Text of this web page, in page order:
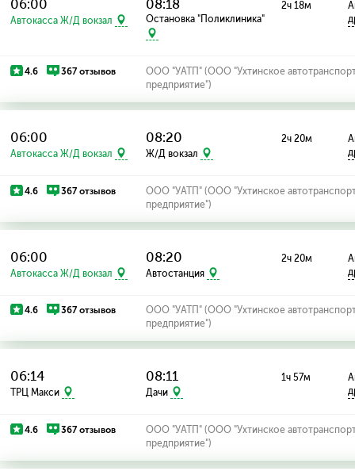
06:00
Автокасса Ж/Д вокзал
08:18
Остановка "Поликлиника"
2ч 18м
4.6 367 отзывов
ООО "УАТП" (ООО "Ухтинское
предприятие")
06:00
Автокасса Ж/Д вокзал
08:20
Ж/Д вокзал
2ч 20м
4.6 367 отзывов
ООО "УАТП" (ООО "Ухтинское
предприятие")
06:00
Автокасса Ж/Д вокзал
08:20
Автостанция
2ч 20м
4.6 367 отзывов
ООО "УАТП" (ООО "Ухтинское
предприятие")
06:14
ТРЦ Макси
08:11
Дачи
1ч 57м
4.6 367 отзывов
ООО "УАТП" (ООО "Ухтинское
предприятие")